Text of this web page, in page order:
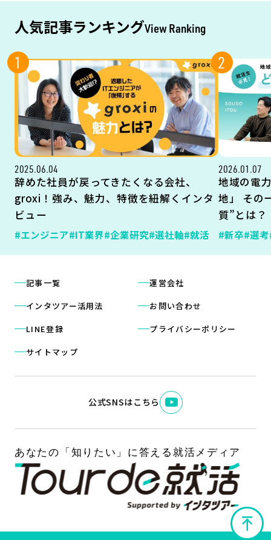
人気記事ランキングView Ranking
1
2025.06.04
辞めた社員が戻ってきたくなる会社、
groxi！強み、魅力、特徴を紐解くインタ
ビュー
#エンジニア#IT業界#企業研究#選社軸#就活
2
2026.01.07
地域の電
地」 その
質”とは？
#新卒#選考
記事一覧
インタツアー活用法
LINE登録
サイトマップ
運営会社
お問い合わせ
プライバシーポリシー
公式SNSはこちら